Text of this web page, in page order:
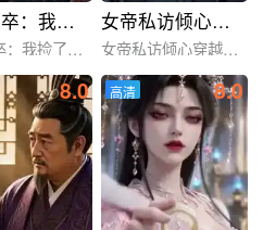
穿越边卒：我捡了罪臣女
穿越边卒：我捡了罪臣女
女帝私访倾心穿越县令
女帝私访倾心穿越县令
8.0 8.0
高清
高清